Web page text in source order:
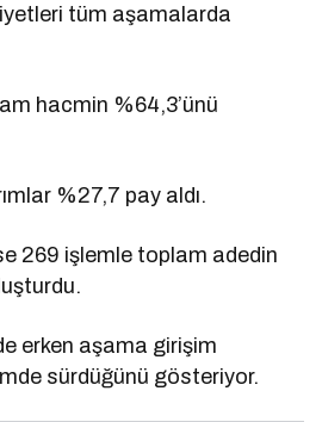
tüm aşamalarda
hacmin %64,3’ünü
%27,7 pay aldı.
269 işlemle toplam adedin
erken aşama girişim
sürdüğünü gösteriyor.